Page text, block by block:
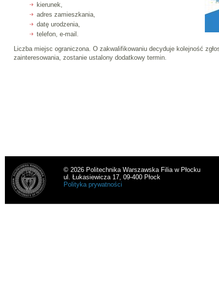
kierunek,
adres zamieszkania,
datę urodzenia,
telefon, e-mail.
Liczba miejsc ograniczona. O zakwalifikowaniu decyduje kolejność
zainteresowania, zostanie ustalony dodatkowy termin.
© 2026 Politechnika Warszawska Filia w Płocku
ul. Łukasiewicza 17, 09-400 Płock
Polityka prywatności